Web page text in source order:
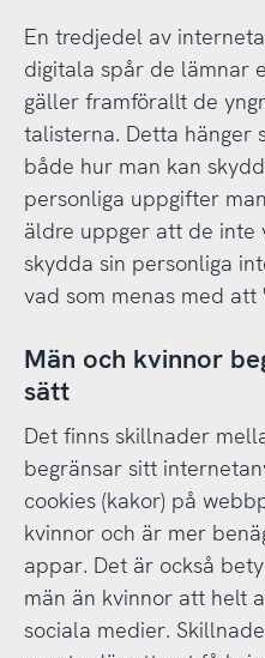
En tredjedel av
digitala spår de lämnar
gäller framförallt de
talisterna. Detta hänger
både hur man kan
personliga uppgifter
äldre uppger att de inte
skydda sin personliga
vad som menas med att
Män och kvinnor
sätt
Det finns skillnader
begränsar sitt
cookies (kakor) på
kvinnor och är mer
appar. Det är också
män än kvinnor att helt
sociala medier.